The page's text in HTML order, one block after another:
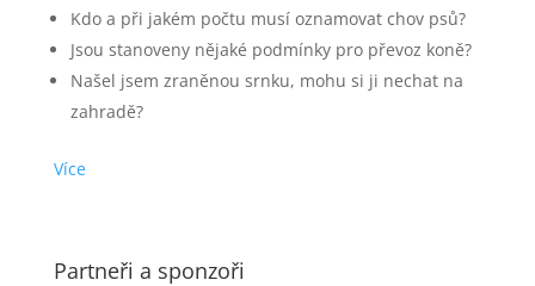
Kdo a při jakém počtu musí oznamovat chov psů?
Jsou stanoveny nějaké podmínky pro převoz koně?
Našel jsem zraněnou srnku, mohu si ji nechat na
zahradě?
Více
Partneři a sponzoři